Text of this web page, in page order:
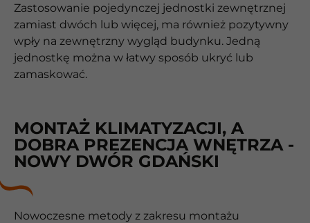
Zastosowanie pojedynczej jednostki zewnętrznej
zamiast dwóch lub więcej, ma również pozytywny
wpły na zewnętrzny wygląd budynku. Jedną
jednostkę można w łatwy sposób ukryć lub
zamaskować.
MONTAŻ KLIMATYZACJI, A
DOBRA PREZENCJA WNĘTRZA -
NOWY DWÓR GDAŃSKI
Nowoczesne metody z zakresu montażu